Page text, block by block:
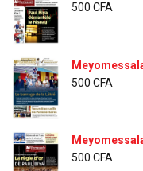
500 CFA
500 CFA
500 CFA